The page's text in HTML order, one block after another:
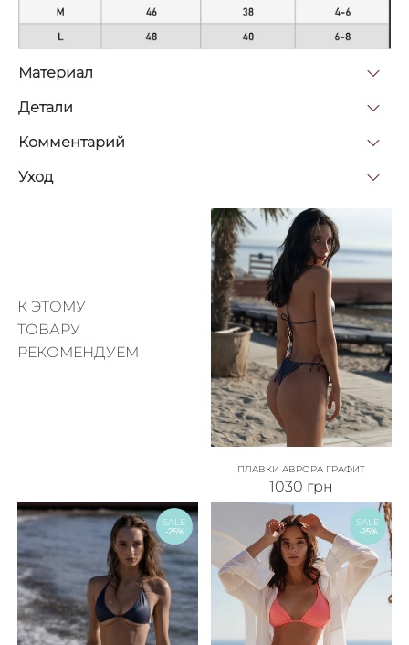
Материал
Детали
Комментарий
Уход
К ЭТОМУ
ТОВАРУ
РЕКОМЕНДУЕМ
ПЛАВКИ АВРОРА ГРАФИТ
1030 грн
SALE
-25%
SALE
-25%